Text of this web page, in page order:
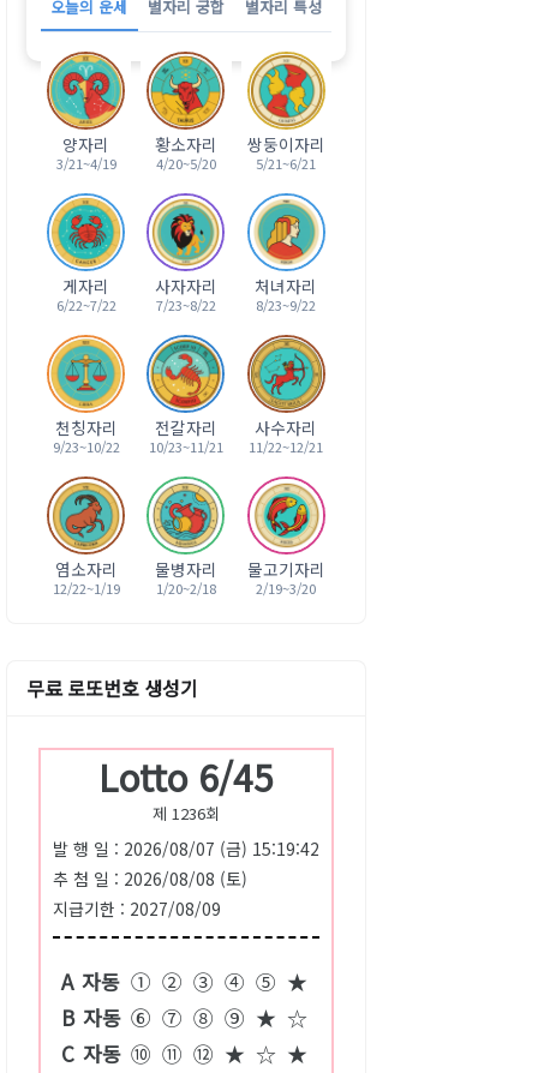
오늘의 운세 별자리 궁합 별자리 특성
양자리
3/21~4/19
황소자리
4/20~5/20
쌍둥이자리
5/21~6/21
게자리
6/22~7/22
사자자리
7/23~8/22
처녀자리
8/23~9/22
천칭자리
9/23~10/22
전갈자리
10/23~11/21
사수자리
11/22~12/21
염소자리
12/22~1/19
물병자리
1/20~2/18
물고기자리
2/19~3/20
무료 로또번호 생성기
Lotto 6/45
제 1236회
발 행 일 : 2026/08/07 (금) 15:19:42
추 첨 일 : 2026/08/08 (토)
지급기한 : 2027/08/09
A 자동 ① ② ③ ④ ⑤ ★
B 자동 ⑥ ⑦ ⑧ ⑨ ★ ☆
C 자동 ⑩ ⑪ ⑫ ★ ☆ ★